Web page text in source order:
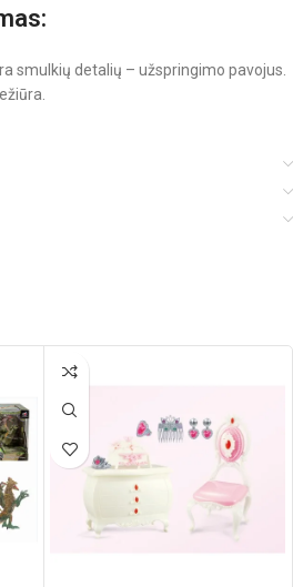
smulkių detalių – užspringimo pavojus.